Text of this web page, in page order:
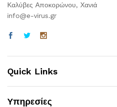
Καλύβες Αποκορώνου, Χανιά
info@e-virus.gr
Quick Links
Υπηρεσίες